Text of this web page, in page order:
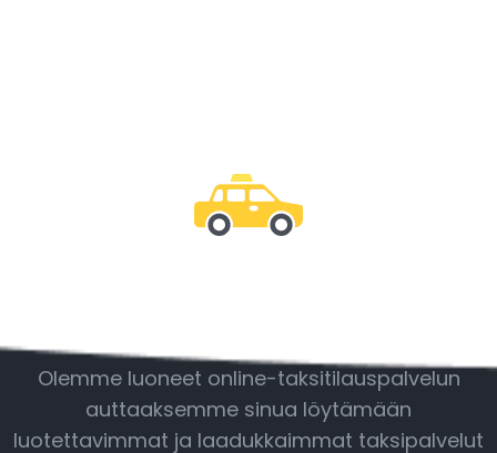
Olemme luoneet online-taksitilauspalvelun
auttaaksemme sinua löytämään
luotettavimmat ja laadukkaimmat taksipalvelut